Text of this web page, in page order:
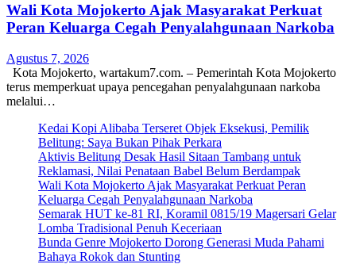
Wali Kota Mojokerto Ajak Masyarakat Perkuat
Peran Keluarga Cegah Penyalahgunaan Narkoba
Agustus 7, 2026
Kota Mojokerto, wartakum7.com. – Pemerintah Kota Mojokerto
terus memperkuat upaya pencegahan penyalahgunaan narkoba
melalui…
Kedai Kopi Alibaba Terseret Objek Eksekusi, Pemilik
Belitung: Saya Bukan Pihak Perkara
Aktivis Belitung Desak Hasil Sitaan Tambang untuk
Reklamasi, Nilai Penataan Babel Belum Berdampak
Wali Kota Mojokerto Ajak Masyarakat Perkuat Peran
Keluarga Cegah Penyalahgunaan Narkoba
Semarak HUT ke-81 RI, Koramil 0815/19 Magersari Gelar
Lomba Tradisional Penuh Keceriaan
Bunda Genre Mojokerto Dorong Generasi Muda Pahami
Bahaya Rokok dan Stunting